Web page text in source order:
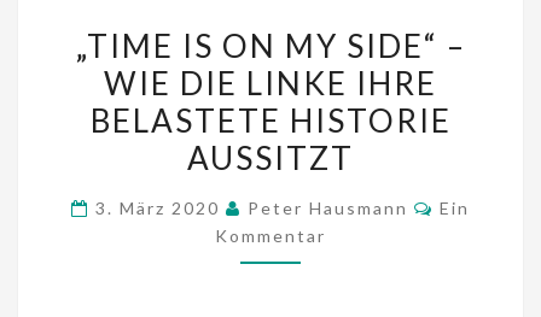
ON
MY
SIDE“
WIE
DIE
„TIME IS ON MY SIDE“ –
WIE DIE LINKE IHRE
BELASTETE HISTORIE
AUSSITZT
3. März 2020 Peter Hausmann
Ein
Kommentar